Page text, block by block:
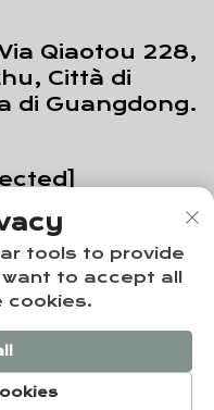
Qiaotou 228,
Città di
di Guangdong.
Yuze Integrated
sulla privacy
tools to provide
to accept all
cookies.